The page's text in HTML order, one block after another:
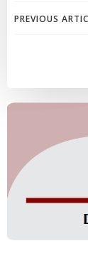
PREVIOUS